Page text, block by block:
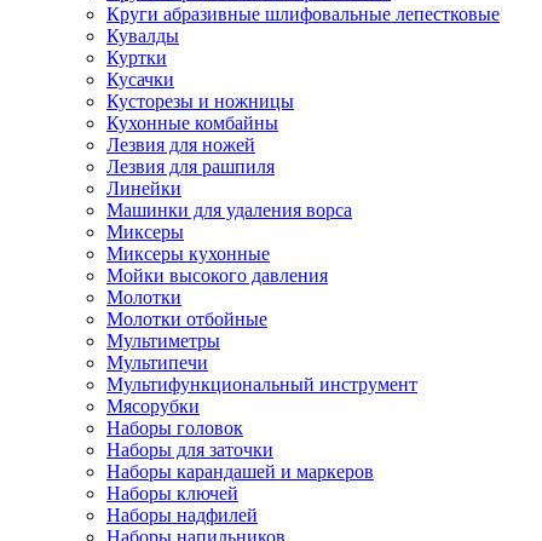
Круги абразивные шлифовальные лепестковые
Кувалды
Куртки
Кусачки
Кусторезы и ножницы
Кухонные комбайны
Лезвия для ножей
Лезвия для рашпиля
Линейки
Машинки для удаления ворса
Миксеры
Миксеры кухонные
Мойки высокого давления
Молотки
Молотки отбойные
Мультиметры
Мультипечи
Мультифункциональный инструмент
Мясорубки
Наборы головок
Наборы для заточки
Наборы карандашей и маркеров
Наборы ключей
Наборы надфилей
Наборы напильников